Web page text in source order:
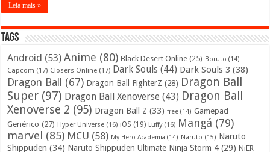
Leia mais »
Tags
Android (53) Anime (80) Black Desert Online (25) Boruto (14)
Capcom (17) Closers Online (17) Dark Souls (44) Dark Souls 3 (38)
Dragon Ball (67) Dragon Ball FighterZ (28) Dragon Ball
Super (97) Dragon Ball Xenoverse (43) Dragon Ball
Xenoverse 2 (95) Dragon Ball Z (33) free (14) Gamepad
Genérico (27) Hyper Universe (16) iOS (19) Luffy(16) Mangá (79)
marvel (85) MCU (58) My Hero Academia (14) Naruto (15) Naruto
Shippuden (34) Naruto Shippuden Ultimate Ninja Storm 4 (29) NiER